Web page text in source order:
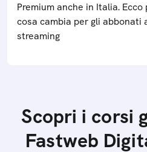
Premium anche in Italia.
cosa cambia per gli abbonati
streaming
Scopri i corsi
Fastweb